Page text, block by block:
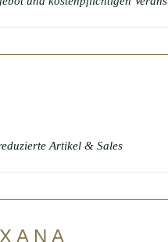
Artikel & Sales